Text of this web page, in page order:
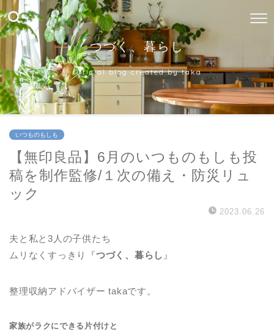
つづく、暮らし
Official blog created by taka
いつものもしも
【無印良品】6月のいつものもしも投
稿を制作監修/１次の備え・防災リュ
ック
2023.06.26
夫と私と3人の子供たち
ムリなくすっきり『つづく、暮らし 』
整理収納アドバイザー takaです。
家族がラクにできる片付けと